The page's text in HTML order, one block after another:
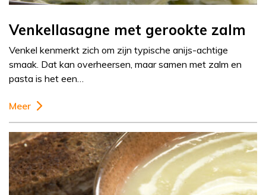
Venkellasagne met gerookte zalm
Venkel kenmerkt zich om zijn typische anijs-achtige
smaak. Dat kan overheersen, maar samen met zalm en
pasta is het een…
Meer